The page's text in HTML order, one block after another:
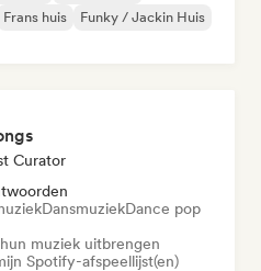
Frans huis
Funky / Jackin Huis
Curator
DansmuziekDance pop
muziek uitbrengen
Spotify-afspeellijst(en)